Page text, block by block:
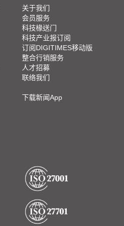
关于我们
会员服务
科技椽送门
科技产业报订阅
订阅DIGITIMES移动版
整合行销服务
人才招募
联络我们
下载新闻App